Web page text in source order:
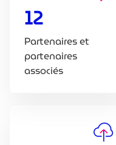
12
Partenaires et
partenaires
associés